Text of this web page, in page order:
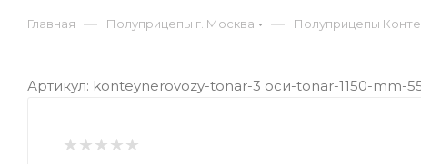
Главная — Полуприцепы г. Москва — Полуприцепы
Артикул: konteynerovozy-tonar-3 оси-tonar-1150-mm-